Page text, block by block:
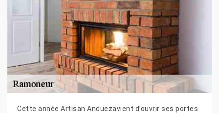
Cette année Artisan Anduezavient d’ouvrir ses portes